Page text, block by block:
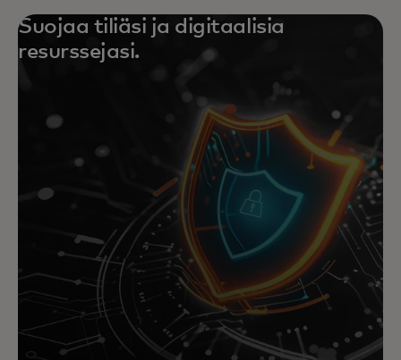
Suojaa tiliäsi ja digitaalisia
resurssejasi.